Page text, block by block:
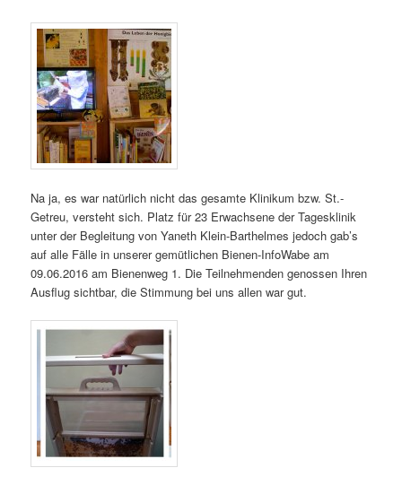
Na ja, es war natürlich nicht das gesamte Klinikum bzw. St.-
Getreu, versteht sich. Platz für 23 Erwachsene der Tagesklinik
unter der Begleitung von Yaneth Klein-Barthelmes jedoch gab’s
auf alle Fälle in unserer gemütlichen Bienen-InfoWabe am
09.06.2016 am Bienenweg 1. Die Teilnehmenden genossen Ihren
Ausflug sichtbar, die Stimmung bei uns allen war gut.